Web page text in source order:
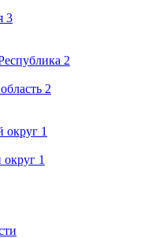
3
2
2
округ 1
1